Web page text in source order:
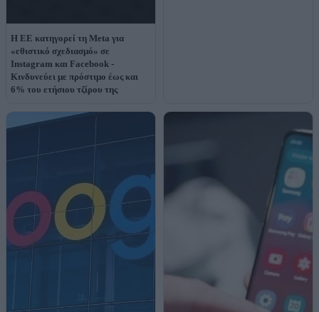
Η ΕΕ κατηγορεί τη Meta για
«εθιστικό σχεδιασμό» σε
Instagram και Facebook -
Κινδυνεύει με πρόστιμο έως και
6% του ετήσιου τζίρου της